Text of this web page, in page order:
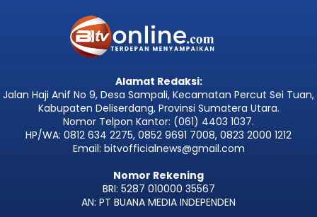
Alamat Redaksi:
Jalan Haji Anif No 9, Desa Sampali, Kecamatan Percut Sei Tuan,
Kabupaten Deliserdang, Provinsi Sumatera Utara.
Nomor Telpon Kantor: (061) 4403 1037.
HP/WA: 0812 634 2275, 0852 9691 7008, 0823 2000 1212
Email: bitvofficialnews@gmail.com
Nomor Rekening
BRI: 5287 010000 35567
AN: PT BUANA MEDIA INDEPENDEN